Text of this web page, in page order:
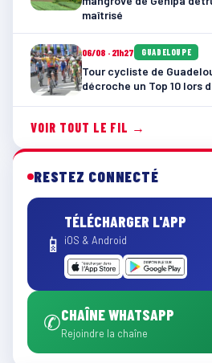
maîtrisé
06/08 · 21h27 GUADELOUPE
Tour cycliste de
décroche un Top 10 lors
VOIR TOUT LE FIL →
RESTEZ CONNECTÉ
📱
TÉLÉCHARGER L'APP
iOS & Android
✆CHAÎNE WHATSAPP
Rejoindre la chaîne